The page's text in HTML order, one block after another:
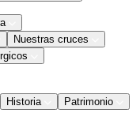
Nuestras cruces
Historia
Patrimonio